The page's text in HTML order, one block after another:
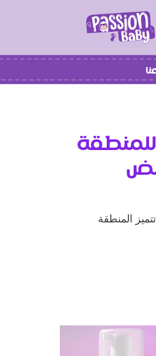
المنطقة